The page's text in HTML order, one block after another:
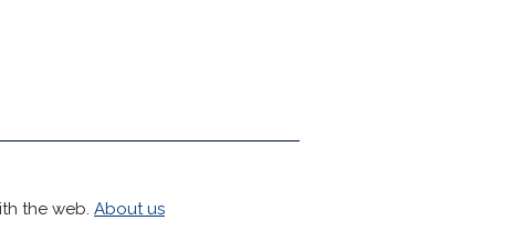
the web. About us